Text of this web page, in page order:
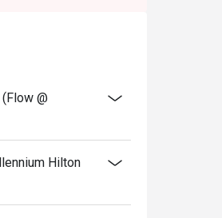
special events
and any other
to the special
@
Hilton